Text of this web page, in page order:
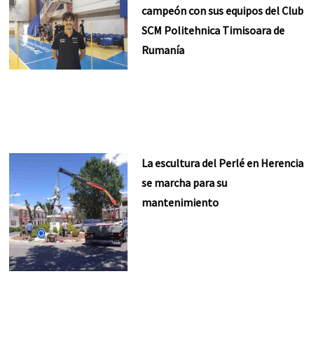
campeón con sus equipos del Club
SCM Politehnica Timisoara de
Rumanía
La escultura del Perlé en Herencia
se marcha para su
mantenimiento